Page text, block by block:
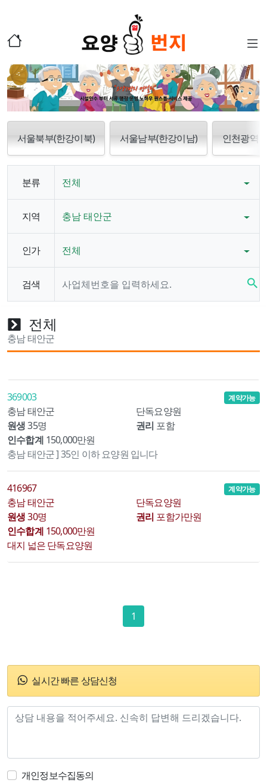
서울북부(한강이북) 서울남부(한강이남) 인천광역시
분류 전체
지역 충남 태안군
인가 전체
검색 search
실시간 빠른 상담신청
개인정보수집동의
전체
충남 태안군
369003
충남 태안군
단독요양원
원생 35명 권리 포함
인수합계 150,000만원
계약가능
충남 태안군 ] 35인 이하 요양원 입니다
416967
충남 태안군
단독요양원
원생 30명 권리 포함가만원
인수합계 150,000만원
계약가능
대지 넓은 단독요양원
1